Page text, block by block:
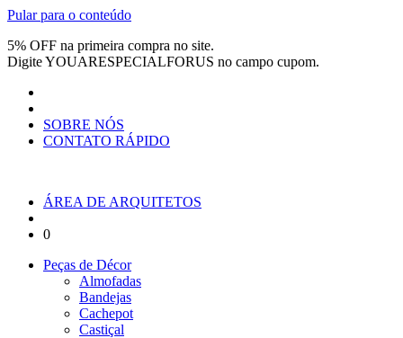
Pular para o conteúdo
5% OFF na primeira compra no site.
DigiteYOUARESPECIALFORUS no campo cupom.
SOBRE NÓS
CONTATO RÁPIDO
ÁREA DE ARQUITETOS
0
Peças de Décor
Almofadas
Bandejas
Cachepot
Castiçal